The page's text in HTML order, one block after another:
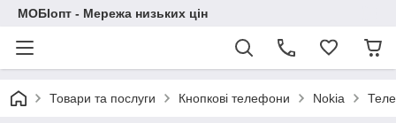
МОБІопт - Мережа низьких цін
Товари та послуги Кнопкові телефони Nokia